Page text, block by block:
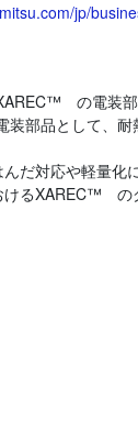
jp/
の電装
部品として、耐
だ対応や軽量化
るXAREC™ の